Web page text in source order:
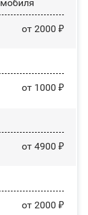
от 2000 ₽
от 1000 ₽
от 4900 ₽
от 2000 ₽